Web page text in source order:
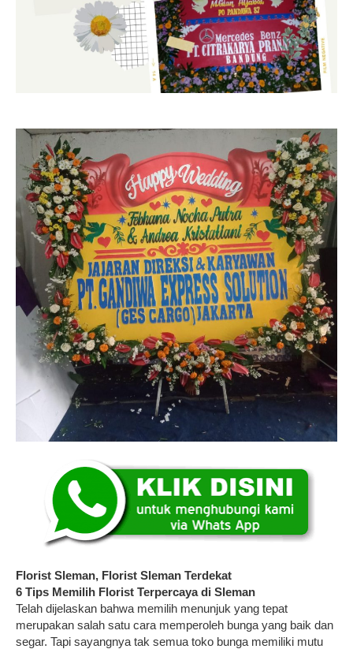
Florist Sleman, Florist Sleman Terdekat
6 Tips Memilih Florist Terpercaya di Sleman
Telah dijelaskan bahwa memilih menunjuk yang tepat
merupakan salah satu cara memperoleh bunga yang baik dan
segar. Tapi sayangnya tak semua toko bunga memiliki mutu